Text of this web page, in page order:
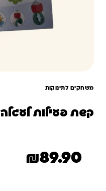
משחקים לתינוקות
קשת פעילות לעגלה
₪89.90